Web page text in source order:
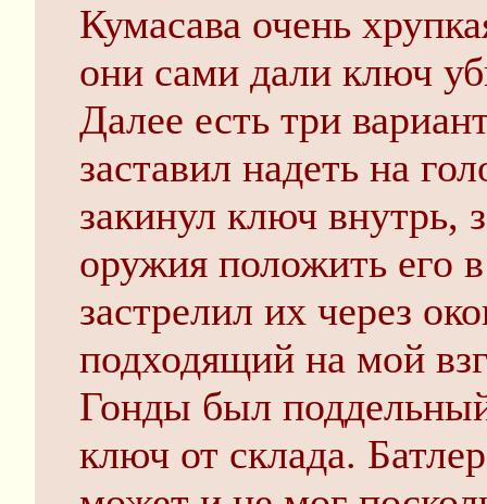
Кумасава очень
они сами дали ключ
Далее есть три
заставил надеть на
закинул ключ внутрь,
оружия положить его
застрелил их через
подходящий на мой
Гонды был
ключ от склада.